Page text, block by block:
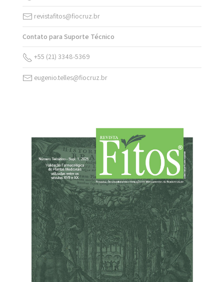
revistafitos@fiocruz.br
Contato para Suporte Técnico
+55 (21) 3348-5369
eugenio.telles@fiocruz.br